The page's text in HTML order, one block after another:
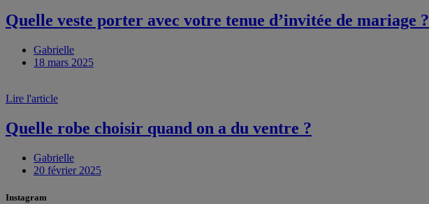
Quelle veste porter avec votre tenue d’invitée de mariage ?
Gabrielle
18 mars 2025
Lire l'article
Quelle robe choisir quand on a du ventre ?
Gabrielle
20 février 2025
Instagram